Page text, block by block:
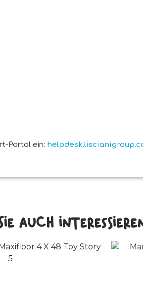
Portal ein:
auch